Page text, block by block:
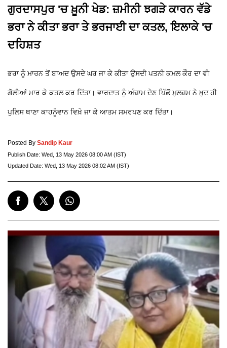
ਗੁਰਦਾਸਪੁਰ 'ਚ ਖ਼ੂਨੀ ਖੇਡ: ਜ਼ਮੀਨੀ ਝਗੜੇ ਕਾਰਨ ਵੱਡੇ
ਭਰਾ ਨੇ ਕੀਤਾ ਭਰਾ ਤੇ ਭਰਜਾਈ ਦਾ ਕਤਲ, ਇਲਾਕੇ 'ਚ
ਦਹਿਸ਼ਤ
ਭਰਾ ਨੂੰ ਮਾਰਨ ਤੋਂ ਬਾਅਦ ਉਸਦੇ ਘਰ ਜਾ ਕੇ ਕੀਤਾ ਉਸਦੀ ਪਤਨੀ ਕਮਲ ਕੌਰ ਦਾ ਵੀ
ਗੋਲੀਆਂ ਮਾਰ ਕੇ ਕਤਲ ਕਰ ਦਿੱਤਾ। ਵਾਰਦਾਤ ਨੂੰ ਅੰਜ਼ਾਮ ਦੇਣ ਪਿੱਛੋਂ ਮੁਲਜ਼ਮ ਨੇ ਖ਼ੁਦ ਹੀ
ਪੁਲਿਸ ਥਾਣਾ ਕਾਹਨੂੰਵਾਨ ਵਿਖ਼ੇ ਜਾ ਕੇ ਆਤਮ ਸਮਰਪਣ ਕਰ ਦਿੱਤਾ।
Posted By Sandip Kaur
Publish Date: Wed, 13 May 2026 08:00 AM (IST)
Updated Date: Wed, 13 May 2026 08:02 AM (IST)